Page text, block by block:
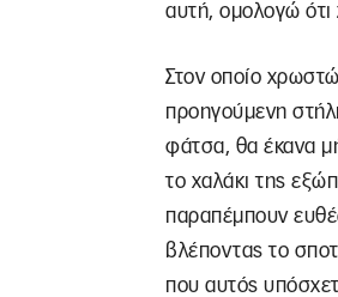
αυτή, ομολογώ ότι
Στον οποίο
προηγούμενη
φάτσα, θα έκανα
το χαλάκι της
παραπέμπουν
βλέποντας το
που αυτός